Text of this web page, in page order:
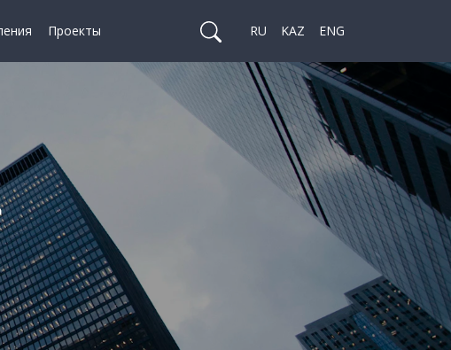
Проекты RU KAZ ENG